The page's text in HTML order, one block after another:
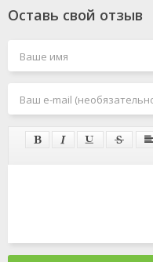
Оставь свой отзыв